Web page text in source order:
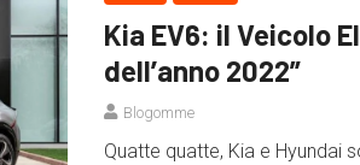
Kia EV6: il Veicolo
dell’anno 2022”
Blogomme
Quatte quatte, Kia e Hyundai